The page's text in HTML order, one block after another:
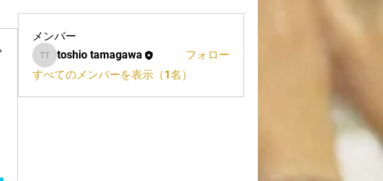
メンバー
toshio tamagawa
toshio tamagawa
フォロー
すべてのメンバーを表示（1名）